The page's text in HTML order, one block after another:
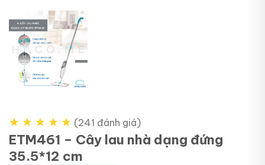
★ ★ ★ ★ ★ (241 đánh giá)
ETM461 – Cây lau nhà dạng đứng
35.5*12 cm